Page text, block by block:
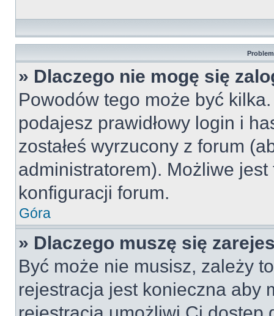
» Dlaczego nie mogę się
Powodów tego może być
podajesz prawidłowy login i
zostałeś wyrzucony z forum
administratorem). Możliwe
konfiguracji forum.
Góra
» Dlaczego muszę się
Być może nie musisz, zależy
rejestracja jest konieczna aby